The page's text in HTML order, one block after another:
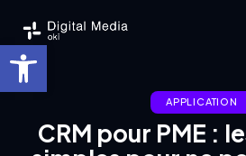
Ouvrir la barre d’outils
APPLICATION
CRM pour PME :